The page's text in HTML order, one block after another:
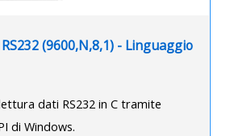
(9600,N,8,1) - Linguaggio
dati RS232 in C tramite
di Windows.